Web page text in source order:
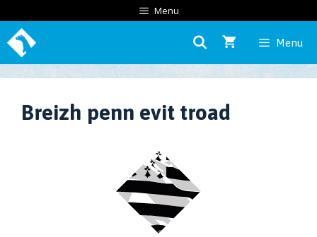
content
Menu
Menu
Breizh penn evit troad